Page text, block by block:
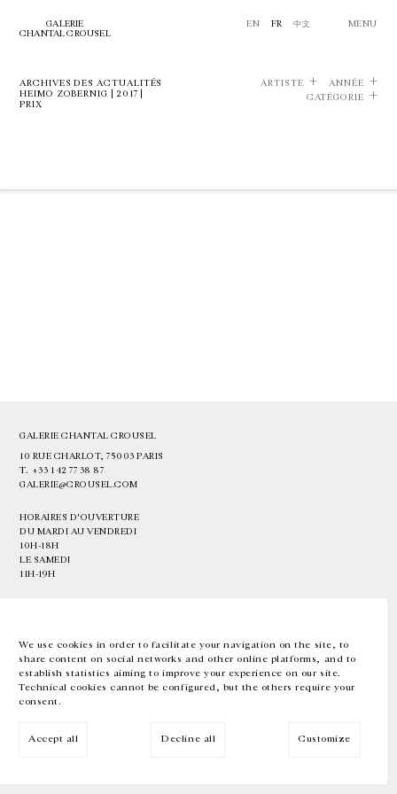
We use cookies in order to facilitate your navigation on the site, to
share content on social networks and other online platforms, and to
establish statistics aiming to improve your experience on our site.
Technical cookies cannot be configured, but the others require your
consent.
Accept all Decline all Customize
GALERIE
CHANTAL CROUSEL
EN FR 中文 MENU
ARCHIVES DES ACTUALITÉS
HEIMO ZOBERNIG | 2017 |
PRIX
ARTISTE
ANNÉE
CATÉGORIE
GALERIE CHANTAL CROUSEL
10 RUE CHARLOT, 75003 PARIS
T. +33 1 42 77 38 87
GALERIE@CROUSEL.COM
HORAIRES D'OUVERTURE
DU MARDI AU VENDREDI
10H-18H
LE SAMEDI
11H-19H
EN FR 中文 Facebook Instagram
Inscrivez-vous à notre newsletter